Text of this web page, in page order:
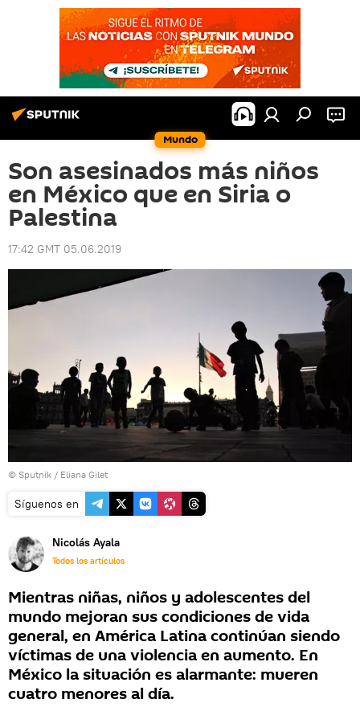
Mundo
Son asesinados más niños
en México que en Siria o
Palestina
17:42 GMT 05.06.2019
© Sputnik / Eliana Gilet
Síguenos en
Nicolás Ayala
Todos los artículos
Mientras niñas, niños y adolescentes del
mundo mejoran sus condiciones de vida
general, en América Latina continúan siendo
víctimas de una violencia en aumento. En
México la situación es alarmante: mueren
cuatro menores al día.